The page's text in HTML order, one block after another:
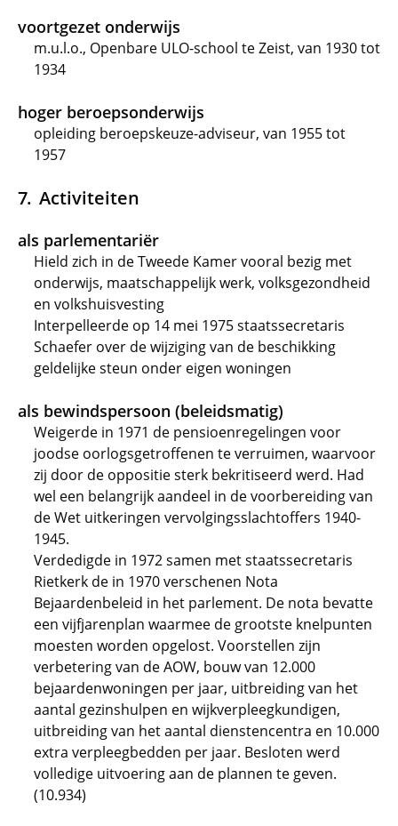
voortgezet onderwijs
m.u.l.o., Openbare ULO-school te Zeist, van 1930 tot
1934
hoger beroepsonderwijs
opleiding beroepskeuze-adviseur, van 1955 tot
1957
Activiteiten
als parlementariër
Hield zich in de Tweede Kamer vooral bezig met
onderwijs, maatschappelijk werk, volksgezondheid
en volkshuisvesting
Interpelleerde op 14 mei 1975 staatssecretaris
Schaefer over de wijziging van de beschikking
geldelijke steun onder eigen woningen
als bewindspersoon (beleidsmatig)
Weigerde in 1971 de pensioenregelingen voor
joodse oorlogsgetroffenen te verruimen, waarvoor
zij door de oppositie sterk bekritiseerd werd. Had
wel een belangrijk aandeel in de voorbereiding van
de Wet uitkeringen vervolgingsslachtoffers 1940-
1945.
Verdedigde in 1972 samen met staatssecretaris
Rietkerk de in 1970 verschenen Nota
Bejaardenbeleid in het parlement. De nota bevatte
een vijfjarenplan waarmee de grootste knelpunten
moesten worden opgelost. Voorstellen zijn
verbetering van de AOW, bouw van 12.000
bejaardenwoningen per jaar, uitbreiding van het
aantal gezinshulpen en wijkverpleegkundigen,
uitbreiding van het aantal dienstencentra en 10.000
extra verpleegbedden per jaar. Besloten werd
volledige uitvoering aan de plannen te geven.
(10.934)